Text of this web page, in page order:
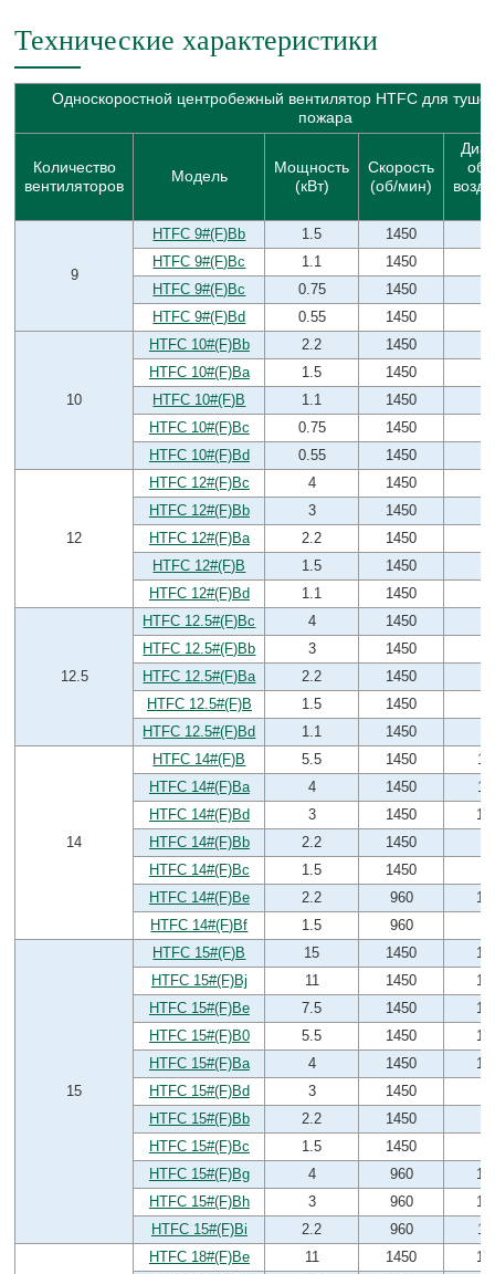
Технические характеристики
Односкоростной центробежный вентилятор HTFC для
пожара
Количество
вентиляторов
Модель
Мощность
(кВт)
Скорость
(об/мин)
9
HTFC 9#(F)Bb 1.5 1450
HTFC 9#(F)Bc
1.1 1450
HTFC 9#(F)Bc
0.75 1450
HTFC 9#(F)Bd
0.55 1450
10
HTFC 10#(F)Bb 2.2 1450
HTFC 10#(F)Ba
1.5 1450
HTFC 10#(F)B
1.1 1450
HTFC 10#(F)Bc
0.75 1450
HTFC 10#(F)Bd
0.55 1450
12
HTFC 12#(F)Bc 4 1450
HTFC 12#(F)Bb
3 1450
HTFC 12#(F)Ba
2.2 1450
HTFC 12#(F)B
1.5 1450
HTFC 12#(F)Bd
1.1 1450
12.5
HTFC 12.5#(F)Bc 4 1450
HTFC 12.5#(F)Bb
3 1450
HTFC 12.5#(F)Ba
2.2 1450
HTFC 12.5#(F)B
1.5 1450
HTFC 12.5#(F)Bd
1.1 1450
14
HTFC 14#(F)B 5.5 1450
HTFC 14#(F)Ba
4 1450
HTFC 14#(F)Bd
3 1450
HTFC 14#(F)Bb
2.2 1450
HTFC 14#(F)Bc
1.5 1450
HTFC 14#(F)Be
2.2 960
HTFC 14#(F)Bf
1.5 960
15
HTFC 15#(F)B 15 1450
HTFC 15#(F)Bj
11 1450
HTFC 15#(F)Be
7.5 1450
HTFC 15#(F)B0
5.5 1450
HTFC 15#(F)Ba
4 1450
HTFC 15#(F)Bd
3 1450
HTFC 15#(F)Bb
2.2 1450
HTFC 15#(F)Bc
1.5 1450
HTFC 15#(F)Bg
4 960
HTFC 15#(F)Bh
3 960
HTFC 15#(F)Bi
2.2 960
HTFC 18#(F)Be 11 1450